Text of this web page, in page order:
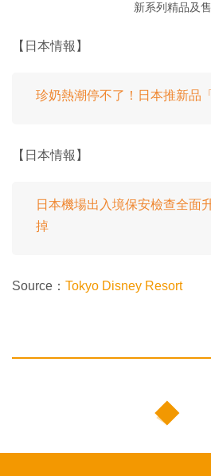
新系列精品及
【日本情報】
珍奶熱潮停不了！日本推新品
【日本情報】
日本機場出入境保安檢查全面
掉
Source： Tokyo Disney Resort